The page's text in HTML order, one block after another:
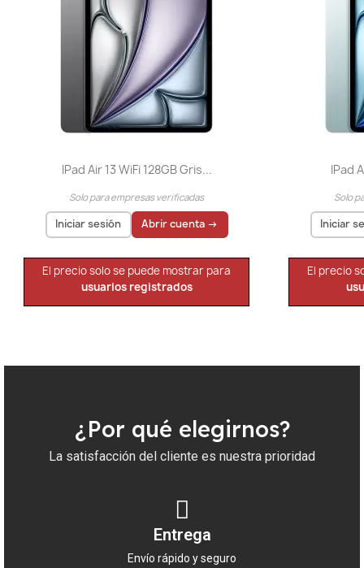
IPad Air 13 WiFi 128GB Gris...
Solo para empresas verificadas
Iniciar sesión Abrir cuenta →
El precio solo se puede mostrar para
usuarios registrados
IPad
Solo
Iniciar
El precio
¿Por qué elegirnos?
La satisfacción del cliente es nuestra prioridad
Entrega
Envío rápido y seguro